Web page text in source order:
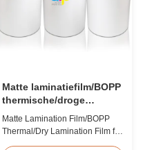
Matte laminatiefilm/BOPP
thermische/droge
laminatiefilm voor papier
of kunststof
Matte Lamination Film/BOPP
Thermal/Dry Lamination Film for